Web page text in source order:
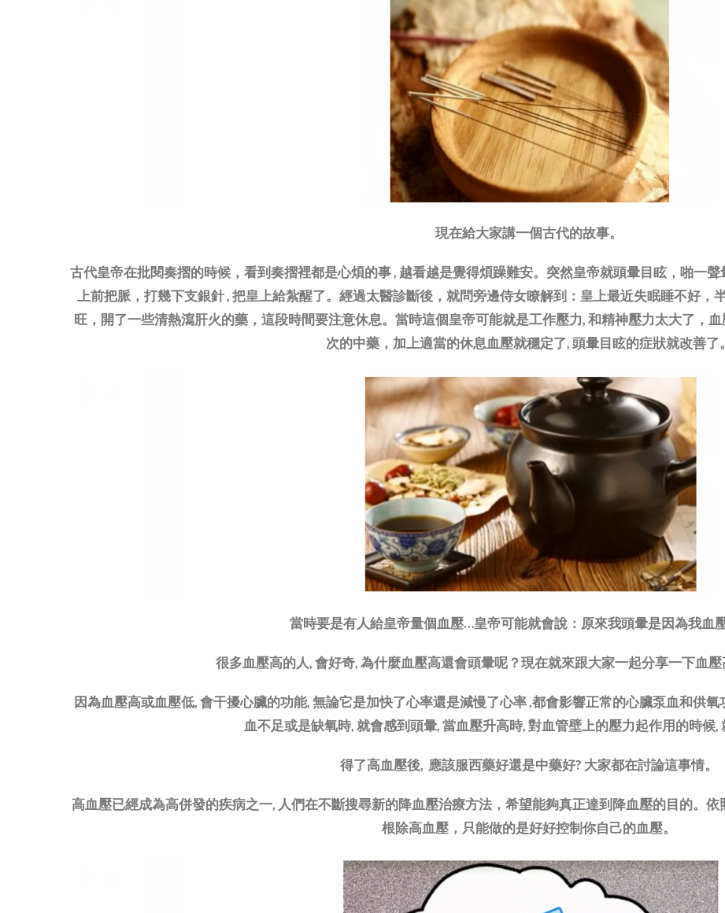
現在給大家講一個古代的故事。
古代皇帝在批閱奏摺的時候，看到奏摺裡都是心煩的事 , 越看越是覺得煩躁難安。突然皇帝就頭暈目眩，啪一
上前把脈，打幾下支銀針 , 把皇上給紮醒了。經過太醫診斷後，就問旁邊侍女瞭解到：皇上最近失眠睡不好
旺，開了一些清熱瀉肝火的藥，這段時間要注意休息。當時這個皇帝可能就是工作壓力, 和精神壓力太大了，
次的中藥，加上適當的休息血壓就穩定了, 頭暈目眩的症狀就改善了。
當時要是有人給皇帝量個血壓…皇帝可能就會說：原來我頭暈是因為我血
很多血壓高的人, 會好奇, 為什麼血壓高還會頭暈呢？現在就來跟大家一起分享一下血壓
因為血壓高或血壓低, 會干擾心臟的功能, 無論它是加快了心率還是減慢了心率 ,都會影響正常的心臟泵血和供
血不足或是缺氧時, 就會感到頭暈, 當血壓升高時, 對血管壁上的壓力起作用的時候,
得了高血壓後, 應該服西藥好還是中藥好? 大家都在討論這事情。
高血壓已經成為高併發的疾病之一, 人們在不斷搜尋新的降血壓治療方法，希望能夠真正達到降血壓的目的。
根除高血壓，只能做的是好好控制你自己的血壓。